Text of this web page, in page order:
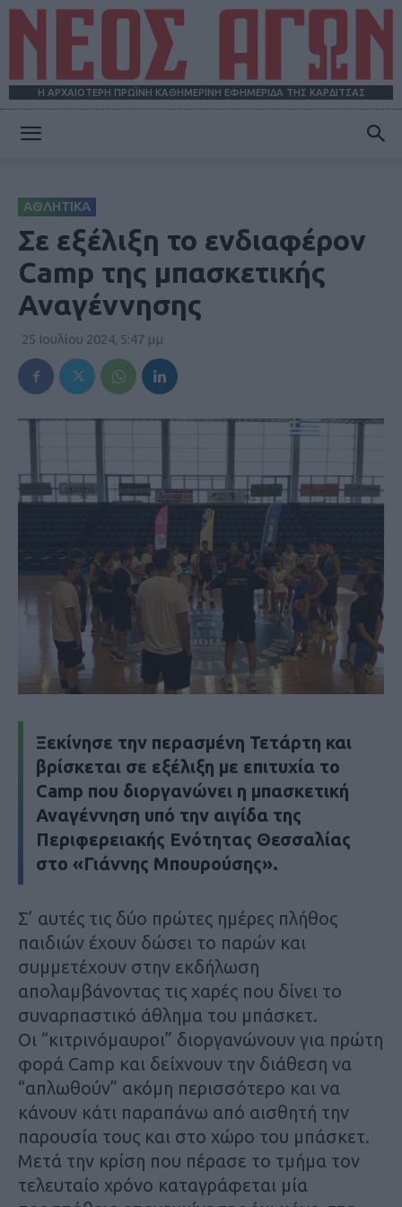
Η ΑΡΧΑΙΟΤΕΡΗ ΠΡΩΪΝΗ ΚΑΘΗΜΕΡΙΝΗ ΕΦΗΜΕΡΙΔΑ ΤΗΣ ΚΑΡΔΙΤΣΑΣ
ΑΘΛΗΤΙΚΑ
Σε εξέλιξη το ενδιαφέρον
Camp της μπασκετικής
Αναγέννησης
25 Ιουλίου 2024, 5:47 μμ
Ξεκίνησε την περασμένη Τετάρτη και
βρίσκεται σε εξέλιξη με επιτυχία το
Camp που διοργανώνει η μπασκετική
Αναγέννηση υπό την αιγίδα της
Περιφερειακής Ενότητας Θεσσαλίας
στο «Γιάννης Μπουρούσης».
Σ’ αυτές τις δύο πρώτες ημέρες πλήθος
παιδιών έχουν δώσει το παρών και
συμμετέχουν στην εκδήλωση
απολαμβάνοντας τις χαρές που δίνει το
συναρπαστικό άθλημα του μπάσκετ.
Οι “κιτρινόμαυροι” διοργανώνουν για πρώτη
φορά Camp και δείχνουν την διάθεση να
“απλωθούν” ακόμη περισσότερο και να
κάνουν κάτι παραπάνω από αισθητή την
παρουσία τους και στο χώρο του μπάσκετ.
Μετά την κρίση που πέρασε το τμήμα τον
τελευταίο χρόνο καταγράφεται μία